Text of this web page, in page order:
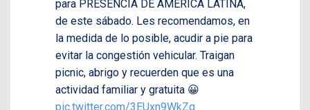
para PRESENCIA DE AMÉRICA LATINA,
de este sábado. Les recomendamos, en
la medida de lo posible, acudir a pie para
evitar la congestión vehicular. Traigan
picnic, abrigo y recuerden que es una
actividad familiar y gratuita 😀
pic.twitter.com/3EUxn9WkZq